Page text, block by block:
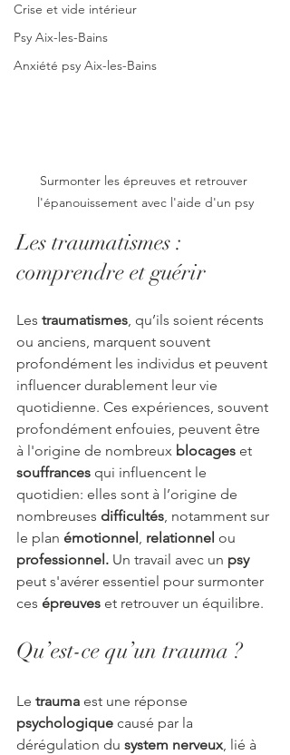
Crise et vide intérieur
Psy Aix-les-Bains
Anxiété psy Aix-les-Bains
Surmonter les épreuves et retrouver
l'épanouissement avec l'aide d'un psy
Les traumatismes :
comprendre et guérir
Les traumatismes, qu’ils soient récents
ou anciens, marquent souvent
profondément les individus et peuvent
influencer durablement leur vie
quotidienne. Ces expériences, souvent
profondément enfouies, peuvent être
à l'origine de nombreux blocages et
souffrances qui influencent le
quotidien: elles sont à l’origine de
nombreuses difficultés, notamment sur
le plan émotionnel , relationnel ou
professionnel. Un travail avec un psy
peut s'avérer essentiel pour surmonter
ces épreuves et retrouver un équilibre.
Qu’est-ce qu’un trauma ?
Le trauma est une réponse
psychologique causé par la
dérégulation du system nerveux, lié à